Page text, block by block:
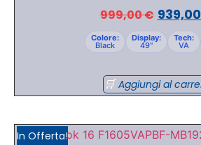
999,00€ 939,00
Colore:
Black
Display:
49"
Tech:
VA
Aggiungi al
In Offerta!